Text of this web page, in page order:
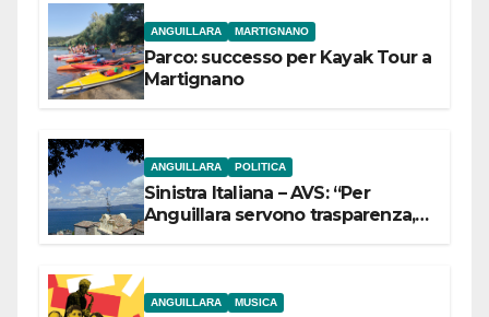
ANGUILLARA MARTIGNANO
Parco: successo per Kayak Tour a
Martignano
ANGUILLARA POLITICA
Sinistra Italiana – AVS: “Per
Anguillara servono trasparenza,
ANGUILLARA MUSICA